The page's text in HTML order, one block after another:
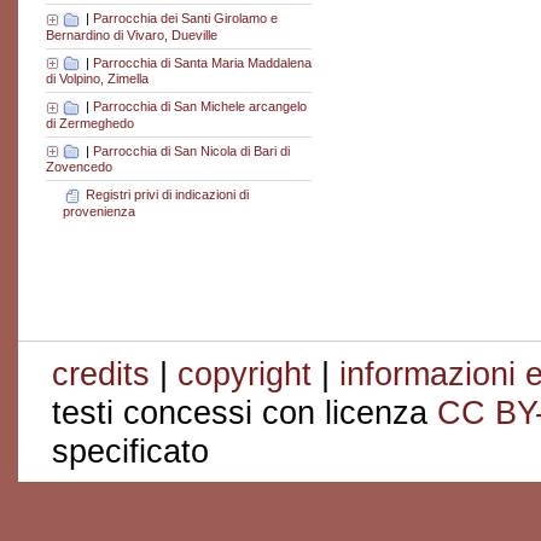
| Parrocchia dei Santi Girolamo e
Bernardino di Vivaro, Dueville
| Parrocchia di Santa Maria Maddalena
di Volpino, Zimella
| Parrocchia di San Michele arcangelo
di Zermeghedo
| Parrocchia di San Nicola di Bari di
Zovencedo
Registri privi di indicazioni di
provenienza
credits | copyright | informazioni
testi concessi con licenza CC
specificato